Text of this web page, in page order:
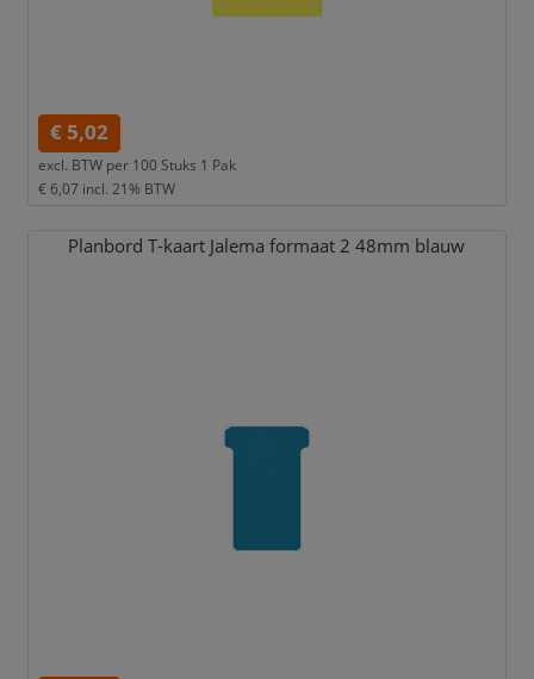
€ 5,02
excl. BTW per 100 Stuks 1 Pak
€ 6,07 incl. 21% BTW
Planbord T-kaart Jalema formaat 2 48mm blauw